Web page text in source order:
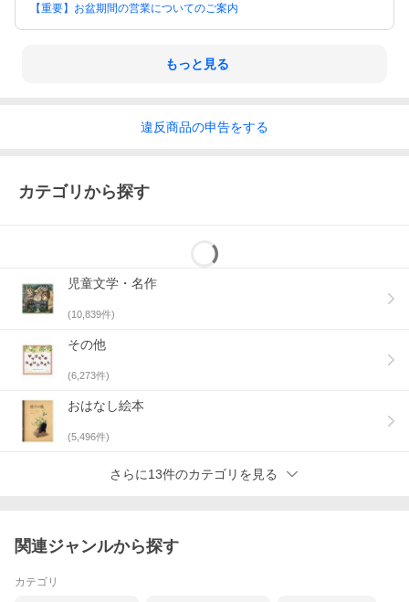
【重要】お盆期間の営業についてのご案内
もっと見る
違反商品の申告をする
カテゴリから探す
児童文学・名作
(10,839件)
その他
(6,273件)
おはなし絵本
(5,496件)
さらに13件のカテゴリを見る
関連ジャンルから探す
カテゴリ